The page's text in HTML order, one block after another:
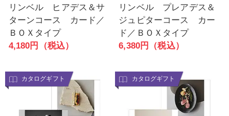
リンベル ヒアデス＆サ
ターンコース カード／
ＢＯＸタイプ
4,180円（税込）
リンベル プレアデス＆
ジュピターコース カー
ド／ＢＯＸタイプ
6,380円（税込）
カタログギフト カタログギフト